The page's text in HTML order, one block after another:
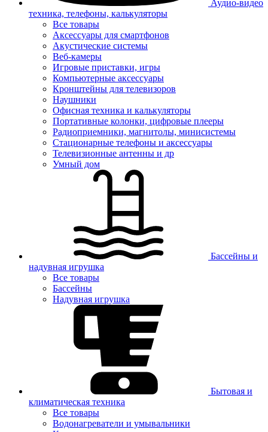
Аудио-видео
техника, телефоны, калькуляторы
Все товары
Аксессуары для смартфонов
Акустические системы
Веб-камеры
Игровые приставки, игры
Компьютерные аксессуары
Кронштейны для телевизоров
Наушники
Офисная техника и калькуляторы
Портативные колонки, цифровые плееры
Радиоприемники, магнитолы, минисистемы
Стационарные телефоны и аксессуары
Телевизионные антенны и др
Умный дом
Бассейны и
надувная игрушка
Все товары
Бассейны
Надувная игрушка
Бытовая и
климатическая техника
Все товары
Водонагреватели и умывальники